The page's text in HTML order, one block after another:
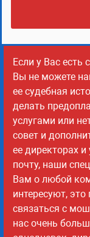
Если у Вас есть
Вы не можете
ее судебная
делать
услугами или
совет и
ее директорах
почту, наши
Вам о любой
интересуют,
связаться с
нас очень